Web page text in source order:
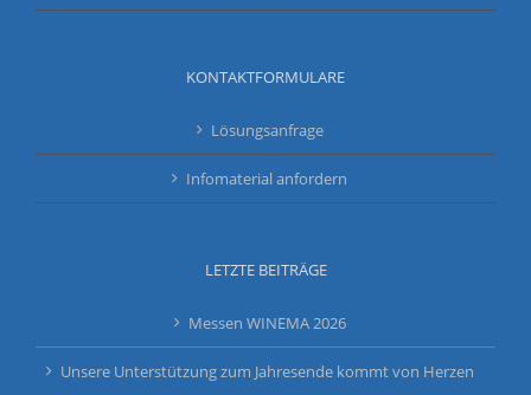
KONTAKTFORMULARE
Lösungsanfrage
Infomaterial anfordern
LETZTE BEITRÄGE
Messen WINEMA 2026
Unsere Unterstützung zum Jahresende kommt von Herzen